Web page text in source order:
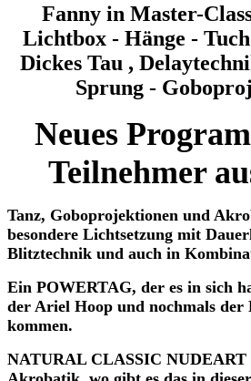
Fanny in Master-
Lichtbox - Hänge -
Dickes Tau ,
Sprung -
Neues
Teilnehmer
Tanz, Goboprojektionen und
besondere Lichtsetzung mit
Blitztechnik und auch in
Ein POWERTAG, der es in sich
der Ariel Hoop und nochmals der
kommen.
NATURAL CLASSIC NUDEART